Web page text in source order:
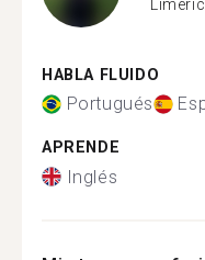
HABLA FLUIDO
Portugués
APRENDE
Inglés